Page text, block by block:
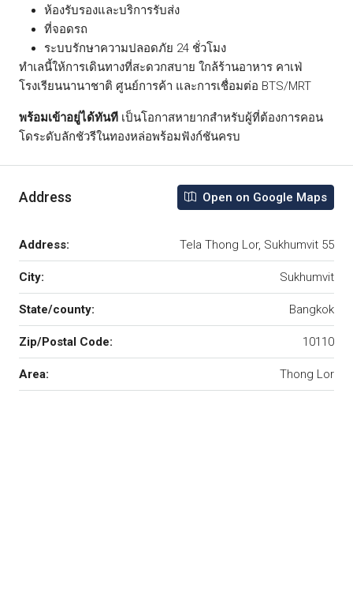
ห้องรับรองและบริการรับส่ง
ที่จอดรถ
ระบบรักษาความปลอดภัย 24 ชั่วโมง
ทำเลนี้ให้การเดินทางที่สะดวกสบาย ใกล้ร้านอาหาร คาเฟ่
โรงเรียนนานาชาติ ศูนย์การค้า และการเชื่อมต่อ BTS/MRT
พร้อมเข้าอยู่ได้ทันที เป็นโอกาสหายากสำหรับผู้ที่ต้องการคอน
โดระดับลักชัวรีในทองหล่อพร้อมฟังก์ชันครบ
Address Open on Google Maps
Address: Tela Thong Lor, Sukhumvit 55
City: Sukhumvit
State/county: Bangkok
Zip/Postal Code: 10110
Area: Thong Lor